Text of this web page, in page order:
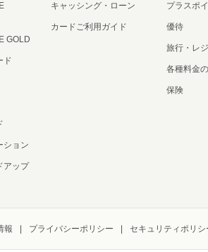
GOLD
ド
ション
アップ
キャッシング・ローン
カードご利用ガイド
プラスポ
優待
旅行・レ
各種料金
保険
報 プライバシーポリシー セキュリティポリシ